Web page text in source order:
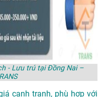
- Lưu trú tại Đồng Nai –
cạnh tranh, phù hợp với